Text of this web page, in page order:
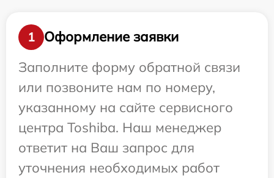
1
Оформление заявки
Заполните форму обратной связи
или позвоните нам по номеру,
указанному на сайте сервисного
центра Toshiba. Наш менеджер
ответит на Ваш запрос для
уточнения необходимых работ